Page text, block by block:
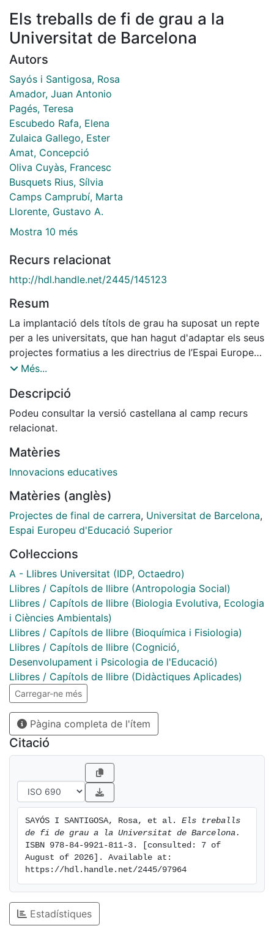
Els treballs de fi de grau a la
Universitat de Barcelona
Autors
Sayós i Santigosa, Rosa
Amador, Juan Antonio
Pagés, Teresa
Escubedo Rafa, Elena
Zulaica Gallego, Ester
Amat, Concepció
Oliva Cuyàs, Francesc
Busquets Rius, Sílvia
Camps Camprubí, Marta
Llorente, Gustavo A.
Mostra 10 més
Recurs relacionat
http://hdl.handle.net/2445/145123
Resum
La implantació dels títols de grau ha suposat un repte
per a les universitats, que han hagut d'adaptar els seus
projectes formatius a les directrius de l’Espai Europeu
d’Educació Superior. Un dels aspectes importants
treballs de
fi de grau (TFG) a l’estructura curricular dels plans
d’estudis. Aquesta
per la poca tradició
que la majoria de facultats i escoles universitàries
l'organització i l'avaluació d’aquest tipus de treball.
Uns quants
cursos després d’haver-se posat en marxa els TFG,
de l’Educació (ICE) de la Universitat de Barcelona va
voler oferir
als diferents centres de la UB una plataforma de
reflexió i debat on poguessin
compartir experiències, plantejar dubtes, analitzar
models de
bones pràctiques i recollir idees per millorar els seus
projectes. A tal
efecte, des de la Secció d’Universitat de l’ICE, es va
organitzar la jornada
«Els treballs de fi de grau a la UB». Aquest quadern
recull les comunicacions
presentades, sintetitza el debat que van generar i
presenta les
conclusions a què es va arribar.
Més...
Descripció
Podeu consultar la versió castellana al camp recurs
relacionat.
Matèries
Innovacions educatives
Matèries (anglès)
Projectes de final de carrera, Universitat de Barcelona,
Espai Europeu d'Educació Superior
Col·leccions
A - Llibres Universitat (IDP, Octaedro)
Llibres / Capítols de llibre (Antropologia Social)
Llibres / Capítols de llibre (Biologia Evolutiva, Ecologia
i Ciències Ambientals)
Llibres / Capítols de llibre (Bioquímica i Fisiologia)
Llibres / Capítols de llibre (Cognició,
Desenvolupament i Psicologia de l'Educació)
Llibres / Capítols de llibre (Didàctiques Aplicades)
Carregar-ne més
Pàgina completa de l'ítem
Citació
SAYÓS I SANTIGOSA, Rosa, et al. Els treballs
de fi de grau a la Universitat de Barcelona.
ISBN 978-84-9921-811-3. [consulted: 7 of
August of 2026]. Available at:
https://hdl.handle.net/2445/97964
Estadístiques